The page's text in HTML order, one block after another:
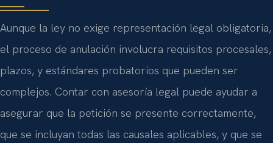
Aunque la ley no exige representación legal obligatoria,
el proceso de anulación involucra requisitos procesales,
plazos, y estándares probatorios que pueden ser
complejos. Contar con asesoría legal puede ayudar a
asegurar que la petición se presente correctamente,
que se incluyan todas las causales aplicables, y que se